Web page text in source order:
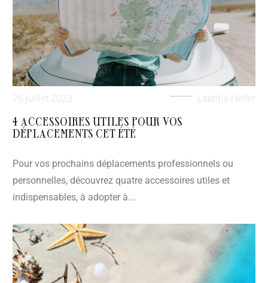
26 juillet 2023 Laetitia Helfer
4 ACCESSOIRES UTILES POUR VOS
DÉPLACEMENTS CET ÉTÉ
Pour vos prochains déplacements professionnels ou
personnelles, découvrez quatre accessoires utiles et
indispensables, à adopter à...